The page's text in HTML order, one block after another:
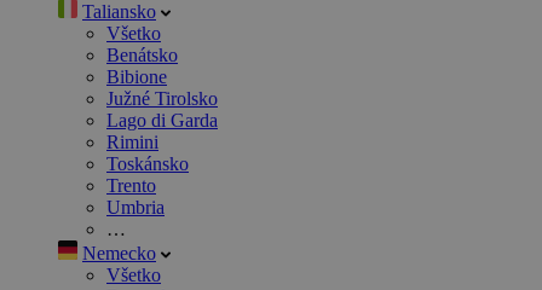
Taliansko
Všetko
Benátsko
Bibione
Južné Tirolsko
Lago di Garda
Rimini
Toskánsko
Trento
Umbria
…
Nemecko
Všetko